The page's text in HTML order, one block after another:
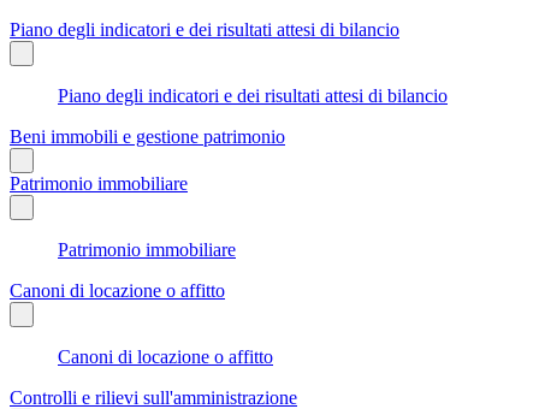
Piano degli indicatori e dei risultati attesi di bilancio
Piano degli indicatori e dei risultati attesi di bilancio
Beni immobili e gestione patrimonio
Patrimonio immobiliare
Patrimonio immobiliare
Canoni di locazione o affitto
Canoni di locazione o affitto
Controlli e rilievi sull'amministrazione